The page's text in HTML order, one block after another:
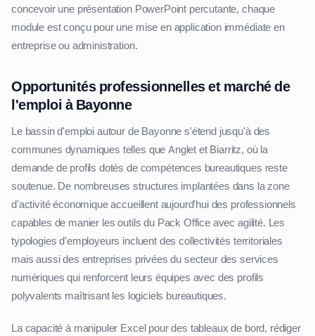
concevoir une présentation PowerPoint percutante, chaque
module est conçu pour une mise en application immédiate en
entreprise ou administration.
Opportunités professionnelles et marché de
l'emploi à Bayonne
Le bassin d'emploi autour de Bayonne s'étend jusqu'à des
communes dynamiques telles que Anglet et Biarritz, où la
demande de profils dotés de compétences bureautiques reste
soutenue. De nombreuses structures implantées dans la zone
d'activité économique accueillent aujourd'hui des professionnels
capables de manier les outils du Pack Office avec agilité. Les
typologies d'employeurs incluent des collectivités territoriales
mais aussi des entreprises privées du secteur des services
numériques qui renforcent leurs équipes avec des profils
polyvalents maîtrisant les logiciels bureautiques.
La capacité à manipuler Excel pour des tableaux de bord, rédiger